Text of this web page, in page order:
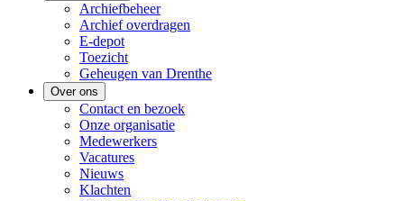
Archiefbeheer
Archief overdragen
E-depot
Toezicht
Geheugen van Drenthe
Over ons
Contact en bezoek
Onze organisatie
Medewerkers
Vacatures
Nieuws
Klachten